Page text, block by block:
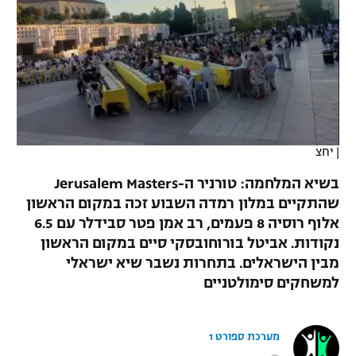
VOD
תוצאות
לוח שידורים
ברחבה
"מעל הליגה" – פודקאסט
נבחרת ישראל
מכבי חיפה
בית"ר ירושלים
הפועל חיפה
הפועל באר שבע
מכבי נתניה
בני יהודה
ליגה ספרדית
ליגה איטלקית
ליגה צרפתית
ליגה הולנדית
ליגה טורקית
ליגה סינית
ליגה ברזילאית
כדורסל נשים
מכבי תל אביב
הפועל חולון
יורוליג
יורוקאפ
טניס
כדוריד
שחייה
ג'ודו
אגרוף
ספורט אולימפי
היאבקות WWE
| יחצ
בשיא המלחמה: טורניר ה-Jerusalem Masters
שהתקיים במלון רמדה השבוע זכה במקום הראשון
אלוף רוסיה 8 פעמים, רב אמן פטר סבידלר עם 6.5
נקודות. אביטל בורוחובסקי סיים במקום הראשון
מבין הישראלים. בתחרות נשבר שיא ישראלי
למשחקים סימולטניים
מערכת ספורט 1